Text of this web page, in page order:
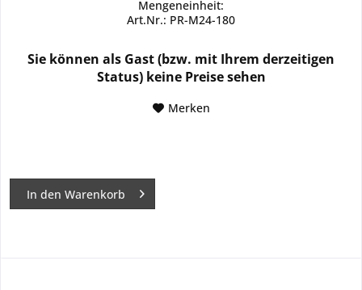
Mengeneinheit:
Art.Nr.: PR-M24-180
Sie können als Gast (bzw. mit Ihrem derzeitigen
Status) keine Preise sehen
Merken
In den Warenkorb